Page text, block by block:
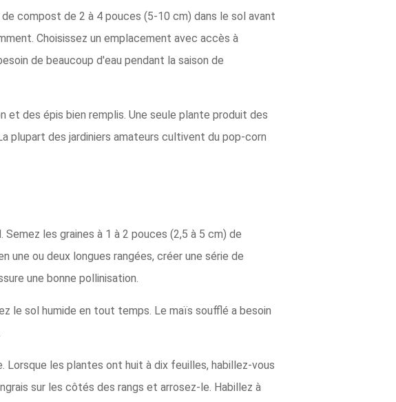
compost de 2 à 4 pouces (5-10 cm) dans le sol avant
Choisissez un emplacement avec accès à
de beaucoup d'eau pendant la saison de
et des épis bien remplis. Une seule plante produit des
plupart des jardiniers amateurs cultivent du pop-corn
les graines à 1 à 2 pouces (2,5 à 5 cm) de
ou deux longues rangées, créer une série de
une bonne pollinisation.
le sol humide en tout temps. Le maïs soufflé a besoin
Lorsque les plantes ont huit à dix feuilles, habillez-vous
sur les côtés des rangs et arrosez-le. Habillez à